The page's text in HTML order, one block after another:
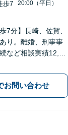
歩7
20:00（平日）
7分】長崎、佐賀、
り。離婚、刑事事
など相談実績12,00
ひ、お気軽にご相
お問い合わせ